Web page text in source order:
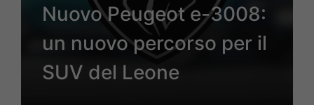
Nuovo Peugeot e-3008:
un nuovo percorso per il
SUV del Leone